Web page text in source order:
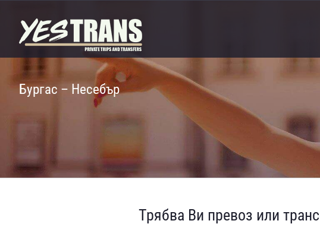
content
Бургас – Несебър
Трябва Ви превоз или